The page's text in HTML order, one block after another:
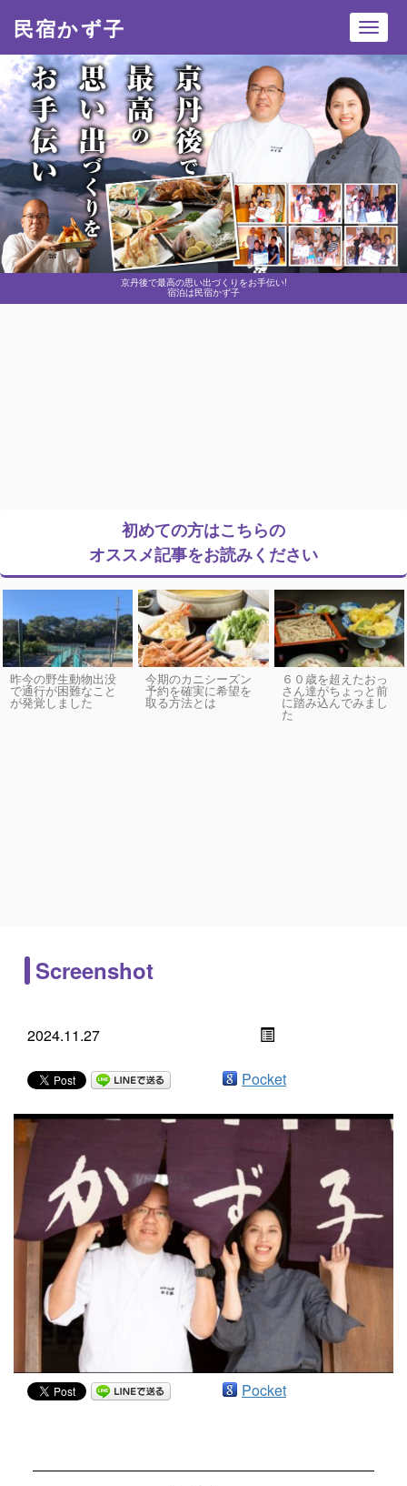
京丹後で最高の思い出づくりをお手伝い!
宿泊は民宿かず子
民宿かず子
初めての方はこちらの
オススメ記事をお読みください
昨今の野生動物出没
で通行が困難なこと
が発覚しました
今期のカニシーズン
予約を確実に希望を
取る方法とは
６０歳を超えたおっ
さん達がちょっと前
に踏み込んでみまし
た
Screenshot
2024.11.27
Pocket
Pocket